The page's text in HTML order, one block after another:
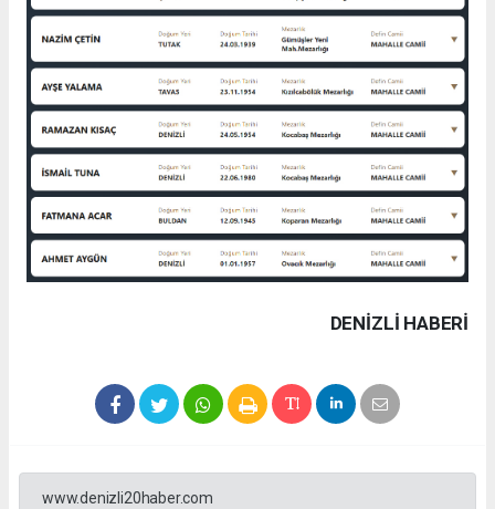
DENIZLI HABERİ
www.denizli20haber.com